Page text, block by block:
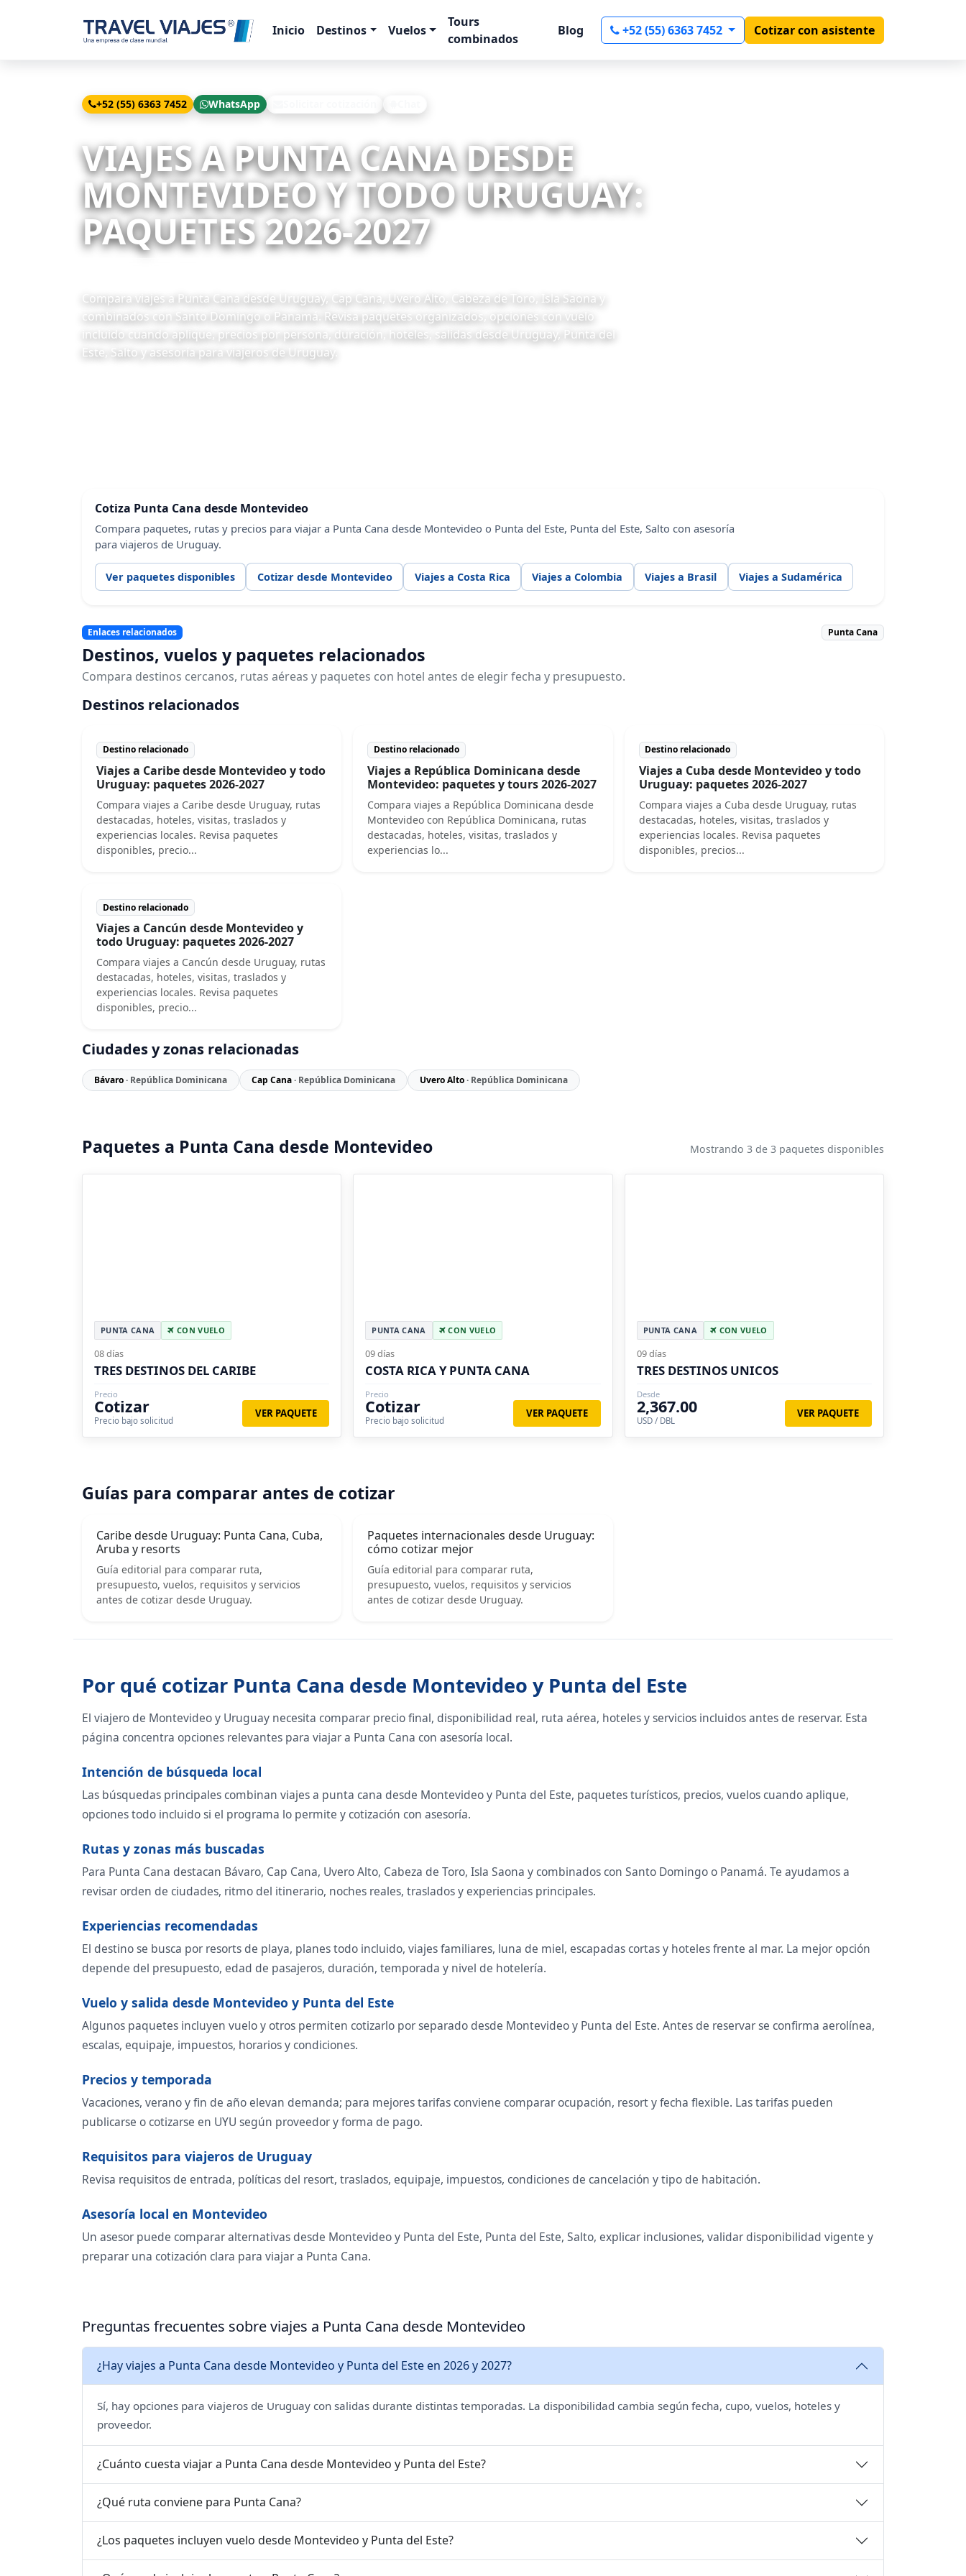
Inicio Destinos Vuelos
Tours
combinados
Blog +52 (55) 6363 7452 Cotizar con asistente
+52 (55) 6363 7452 WhatsApp
VIAJES A PUNTA CANA DESDE
MONTEVIDEO Y TODO URUGUAY:
PAQUETES 2026-2027
Compara viajes a Punta Cana desde Uruguay, Cap Cana, Uvero Alto, Cabeza de Toro, Isla Saona y
combinados con Santo Domingo o Panamá. Revisa paquetes organizados, opciones con vuelo
incluido cuando aplique, precios por persona, duración, hoteles, salidas desde Uruguay, Punta del
Este, Salto y asesoría para viajeros de Uruguay.
Cotiza Punta Cana desde Montevideo
Compara paquetes, rutas y precios para viajar a Punta Cana desde Montevideo o Punta del Este, Punta del Este, Salto con asesoría
para viajeros de Uruguay.
Ver paquetes disponibles Cotizar desde Montevideo Viajes a Costa Rica Viajes a Colombia Viajes a Brasil Viajes a Sudamérica
Enlaces relacionados
Destinos, vuelos y paquetes relacionados
Compara destinos cercanos, rutas aéreas y paquetes con hotel antes de elegir fecha y presupuesto.
Punta Cana
Destinos relacionados
Destino relacionado
Viajes a Caribe desde Montevideo y todo
Uruguay: paquetes 2026-2027
Compara viajes a Caribe desde Uruguay, rutas
destacadas, hoteles, visitas, traslados y
experiencias locales. Revisa paquetes
disponibles, precio...
Destino relacionado
Viajes a República Dominicana desde
Montevideo: paquetes y tours 2026-2027
Compara viajes a República Dominicana desde
Montevideo con República Dominicana, rutas
destacadas, hoteles, visitas, traslados y
experiencias lo...
Destino relacionado
Viajes a Cuba desde Montevideo y todo
Uruguay: paquetes 2026-2027
Compara viajes a Cuba desde Uruguay, rutas
destacadas, hoteles, visitas, traslados y
experiencias locales. Revisa paquetes
disponibles, precios...
Destino relacionado
Viajes a Cancún desde Montevideo y
todo Uruguay: paquetes 2026-2027
Compara viajes a Cancún desde Uruguay, rutas
destacadas, hoteles, visitas, traslados y
experiencias locales. Revisa paquetes
disponibles, precio...
Ciudades y zonas relacionadas
Bávaro· República Dominicana Cap Cana· República Dominicana Uvero Alto· República Dominicana
Paquetes a Punta Cana desde Montevideo Mostrando 3 de 3 paquetes disponibles
PUNTA CANA CON VUELO
08 días
TRES DESTINOS DEL CARIBE
Precio
Cotizar
Precio bajo solicitud
VER PAQUETE
PUNTA CANA CON VUELO
09 días
COSTA RICA Y PUNTA CANA
Precio
Cotizar
Precio bajo solicitud
VER PAQUETE
PUNTA CANA CON VUELO
09 días
TRES DESTINOS UNICOS
Desde
2,367.00
USD / DBL
VER PAQUETE
Guías para comparar antes de cotizar
Caribe desde Uruguay: Punta Cana, Cuba,
Aruba y resorts
Guía editorial para comparar ruta,
presupuesto, vuelos, requisitos y servicios
antes de cotizar desde Uruguay.
Paquetes internacionales desde Uruguay:
cómo cotizar mejor
Guía editorial para comparar ruta,
presupuesto, vuelos, requisitos y servicios
antes de cotizar desde Uruguay.
Por qué cotizar Punta Cana desde Montevideo y Punta del Este
El viajero de Montevideo y Uruguay necesita comparar precio final, disponibilidad real, ruta aérea, hoteles y servicios incluidos antes de reservar. Esta
página concentra opciones relevantes para viajar a Punta Cana con asesoría local.
Intención de búsqueda local
Las búsquedas principales combinan viajes a punta cana desde Montevideo y Punta del Este, paquetes turísticos, precios, vuelos cuando aplique,
opciones todo incluido si el programa lo permite y cotización con asesoría.
Rutas y zonas más buscadas
Para Punta Cana destacan Bávaro, Cap Cana, Uvero Alto, Cabeza de Toro, Isla Saona y combinados con Santo Domingo o Panamá. Te ayudamos a
revisar orden de ciudades, ritmo del itinerario, noches reales, traslados y experiencias principales.
Experiencias recomendadas
El destino se busca por resorts de playa, planes todo incluido, viajes familiares, luna de miel, escapadas cortas y hoteles frente al mar. La mejor opción
depende del presupuesto, edad de pasajeros, duración, temporada y nivel de hotelería.
Vuelo y salida desde Montevideo y Punta del Este
Algunos paquetes incluyen vuelo y otros permiten cotizarlo por separado desde Montevideo y Punta del Este. Antes de reservar se confirma aerolínea,
escalas, equipaje, impuestos, horarios y condiciones.
Precios y temporada
Vacaciones, verano y fin de año elevan demanda; para mejores tarifas conviene comparar ocupación, resort y fecha flexible. Las tarifas pueden
publicarse o cotizarse en UYU según proveedor y forma de pago.
Requisitos para viajeros de Uruguay
Revisa requisitos de entrada, políticas del resort, traslados, equipaje, impuestos, condiciones de cancelación y tipo de habitación.
Asesoría local en Montevideo
Un asesor puede comparar alternativas desde Montevideo y Punta del Este, Punta del Este, Salto, explicar inclusiones, validar disponibilidad vigente y
preparar una cotización clara para viajar a Punta Cana.
Preguntas frecuentes sobre viajes a Punta Cana desde Montevideo
¿Hay viajes a Punta Cana desde Montevideo y Punta del Este en 2026 y 2027?
Sí, hay opciones para viajeros de Uruguay con salidas durante distintas temporadas. La disponibilidad cambia según fecha, cupo, vuelos, hoteles y
proveedor.
¿Cuánto cuesta viajar a Punta Cana desde Montevideo y Punta del Este?
¿Qué ruta conviene para Punta Cana?
¿Los paquetes incluyen vuelo desde Montevideo y Punta del Este?